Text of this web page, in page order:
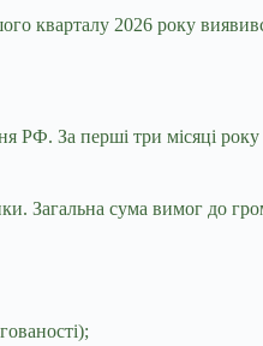
кварталу 2026 року
РФ. За перші три місяці
сума вимог до